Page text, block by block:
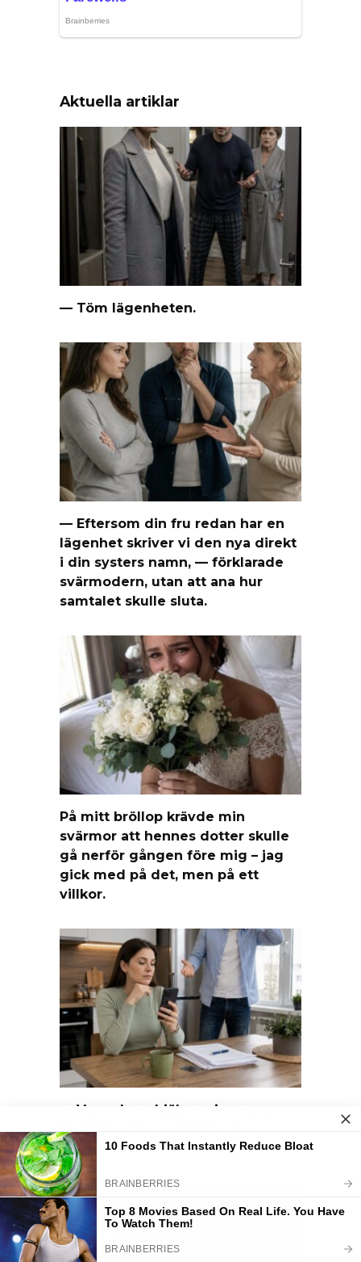
Aktuella artiklar
— Töm lägenheten.
— Eftersom din fru redan har en
lägenhet skriver vi den nya direkt
i din systers namn, — förklarade
svärmodern, utan att ana hur
samtalet skulle sluta.
På mitt bröllop krävde min
svärmor att hennes dotter skulle
gå nerför gången före mig – jag
gick med på det, men på ett
villkor.
— Var och en hjälper sina egna
föräldrar själv, — förklarade
maken.